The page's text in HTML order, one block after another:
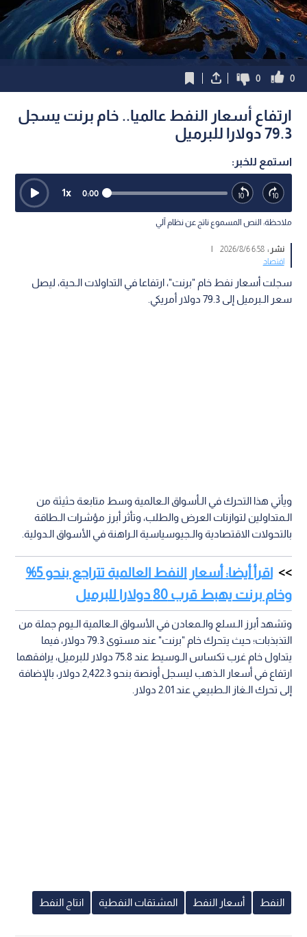
0
0
ارتفاع أسعار النفط عالميا.. خام برنت يسجل
79.3 دولارا للبرميل
استمع للخبر:
0:00
1x
ملاحظة: النص المسموع ناتج عن نظام آلي
نشر :6:58 2026/8/6
اقتصاد
سجلت أسعار نفط خام "برنت"، ارتفاعا في التداولات الـحية، ليصل
سعر الـبرميل إلى 79.3 دولار أمريكي.
ويأتي هذا التحرك في الـأسواق الـعالمية وسط متابعة حثيثة من
الـمتداولين لتوازنات العرض والطلب، وتأثر أبرز مؤشرات الـطاقة
بالتحولات الاقتصادية والـجيوسياسية الـراهنة في الأسواق الـدولية.
اقرأ أيضا: أسعار النفط العالمية تتراجع بنحو 5%
وخام برنت يهبط قرب 80 دولارا للبرميل
وتشهد أبرز الـسلع والـمعادن في الأسواق الـعالمية الـيوم جملة من
التذبذبات؛ حيث يتحرك خام "برنت" عند مستوى 79.3 دولار، فيما
يتداول خام غرب تكساس الـوسيط عند 75.8 دولار للبرميل، يرافقهما
ارتفاع في أسعار الـذهب ليسجل أونصة بنحو 2,422.3 دولار، بالإضافة
إلى تحرك الـغاز الـطبيعي عند 2.01 دولار.
النفط أسعار النفط المشتقات النفطية انتاج النفط